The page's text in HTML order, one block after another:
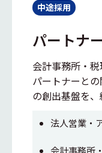
中途採用
パートナ
会計事務所・
パートナーと
の創出基盤を、
法人営業・
会計事務所